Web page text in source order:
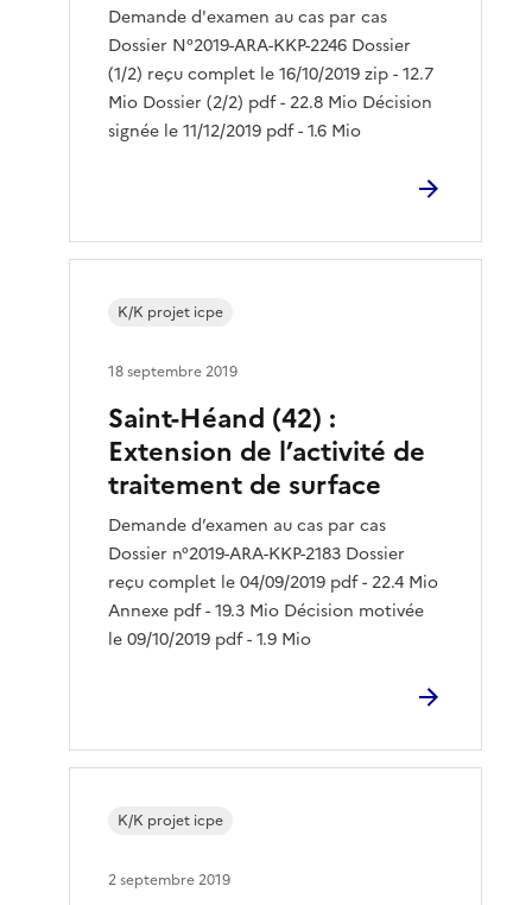
Demande d'examen au cas par cas
Dossier N°2019-ARA-KKP-2246 Dossier
(1/2) reçu complet le 16/10/2019 zip - 12.7
Mio Dossier (2/2) pdf - 22.8 Mio Décision
signée le 11/12/2019 pdf - 1.6 Mio
Saint-Héand (42) :
Extension de l’activité de
traitement de surface
Demande d’examen au cas par cas
Dossier n°2019-ARA-KKP-2183 Dossier
reçu complet le 04/09/2019 pdf - 22.4 Mio
Annexe pdf - 19.3 Mio Décision motivée
le 09/10/2019 pdf - 1.9 Mio
K/K projet icpe
18 septembre 2019
K/K projet icpe
2 septembre 2019